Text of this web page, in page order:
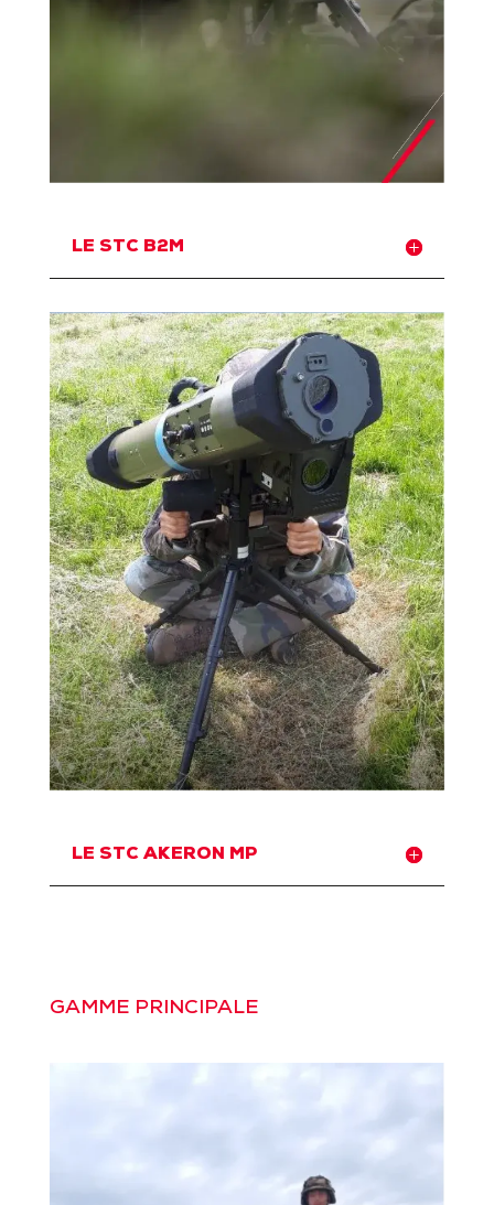
LE STC B2M
LE STC AKERON MP
GAMME PRINCIPALE